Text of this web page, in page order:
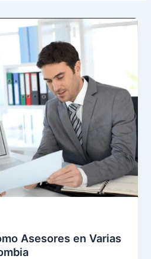
Asesores en Varias